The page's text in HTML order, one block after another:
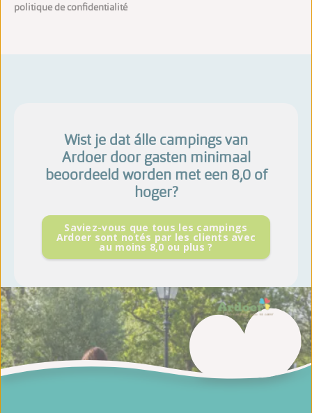
politique de confidentialité
Wist je dat álle campings van
Ardoer door gasten minimaal
beoordeeld worden met een 8,0 of
hoger?
Saviez-vous que tous les campings
Ardoer sont notés par les clients avec
au moins 8,0 ou plus ?